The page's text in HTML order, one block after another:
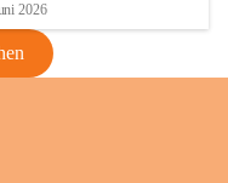
2026